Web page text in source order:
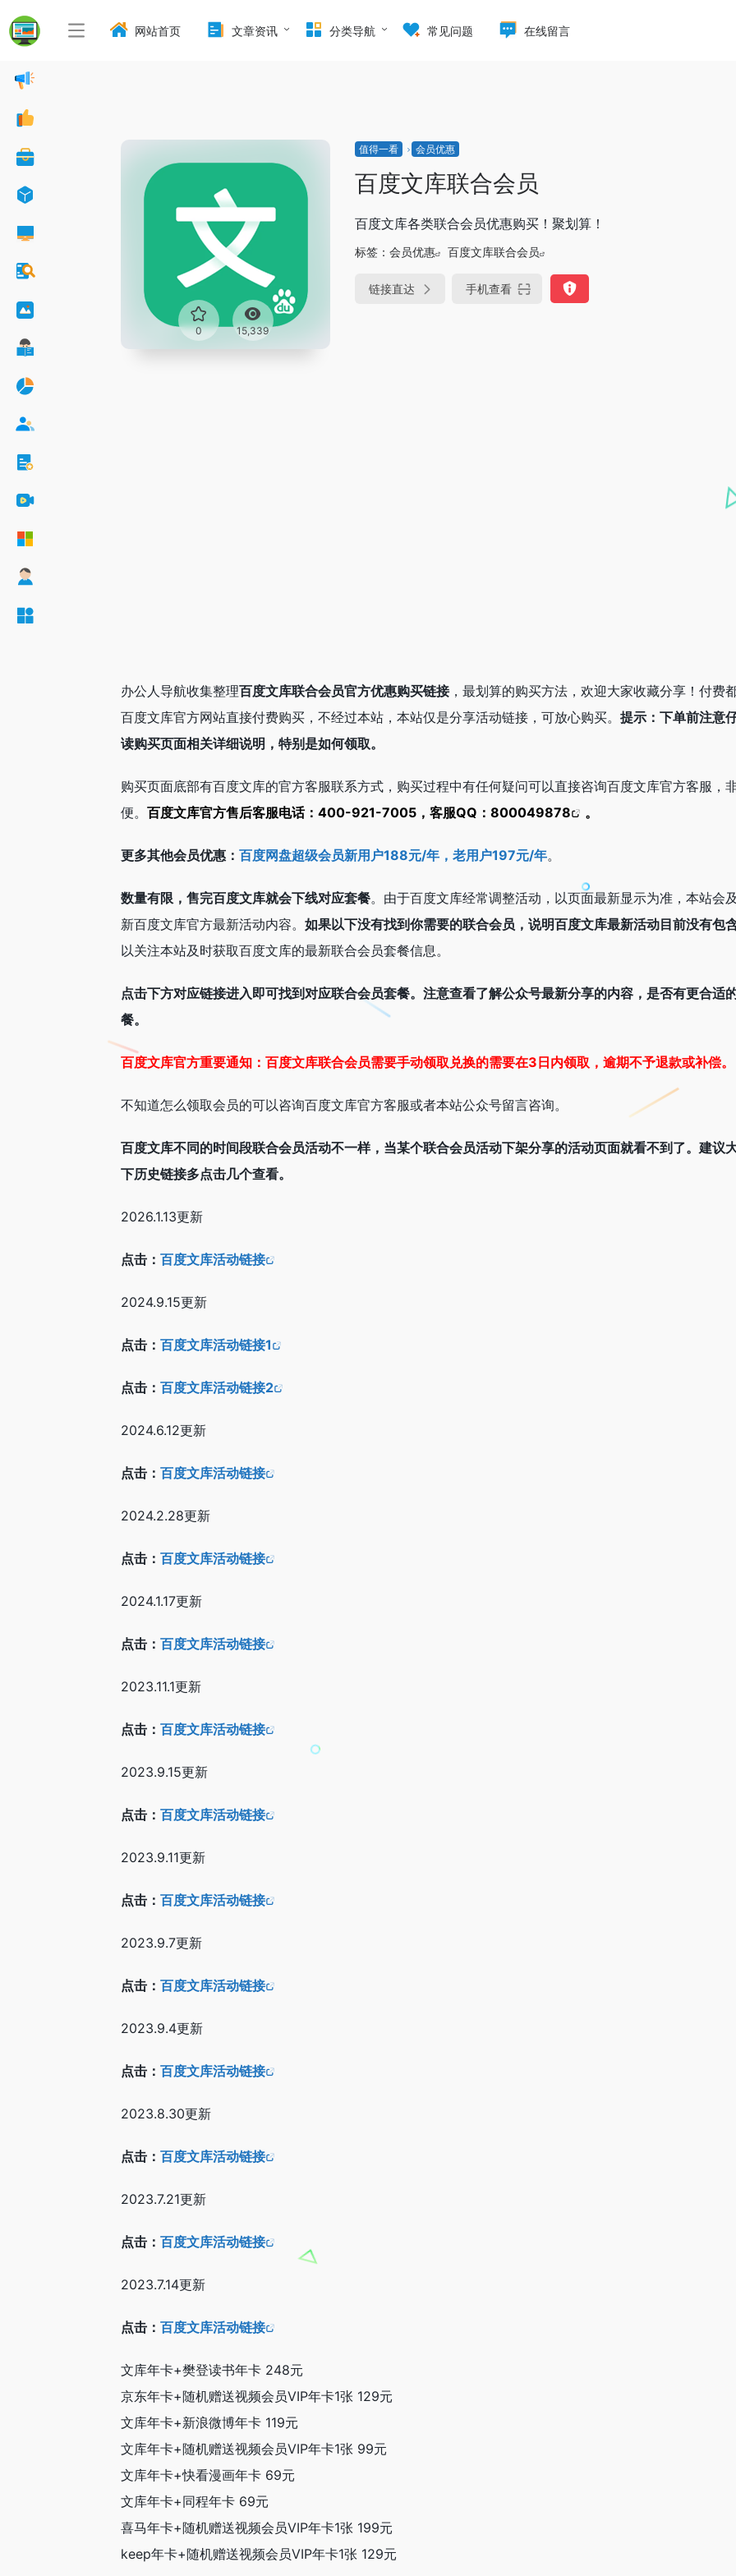
网站首页 文章资讯 分类导航 常见问题 在线留言
0 15,339
值得一看 会员优惠
百度文库联合会员
百度文库各类联合会员优惠购买！聚划算！
标签： 会员优惠 百度文库联合会员
链接直达 手机查看
办公人导航收集整理百度文库联合会员官方优惠购买链接，最划算的购买方法，欢迎大家收藏分享！付费
百度文库官方网站直接付费购买，不经过本站，本站仅是分享活动链接，可放心购买。 提示：下单前注意
读购买页面相关详细说明，特别是如何领取。
购买页面底部有百度文库的官方客服联系方式，购买过程中有任何疑问可以直接咨询百度文库官方客服，
便。 百度文库官方售后客服电话：400-921-7005，客服QQ： 800049878 。
更多其他会员优惠： 百度网盘超级会员新用户188元/年，老用户197元/年。
数量有限，售完百度文库就会下线对应套餐。由于百度文库经常调整活动，以页面最新显示为准，本站会
新百度文库官方最新活动内容。 如果以下没有找到你需要的联合会员，说明百度文库最新活动目前没有包
以关注本站及时获取百度文库的最新联合会员套餐信息。
点击下方对应链接进入即可找到对应联合会员套餐。 注意查看了解公众号最新分享的内容，是否有更合适
餐。
百度文库官方重要通知：百度文库联合会员需要手动领取兑换的需要在3日内领取，逾期不予退款或补偿。
不知道怎么领取会员的可以咨询百度文库官方客服或者本站公众号留言咨询。
百度文库不同的时间段联合会员活动不一样，当某个联合会员活动下架分享的活动页面就看不到了。建议
下历史链接多点击几个查看。
2026.1.13更新
点击： 百度文库活动链接
2024.9.15更新
点击： 百度文库活动链接1
点击： 百度文库活动链接2
2024.6.12更新
点击： 百度文库活动链接
2024.2.28更新
点击： 百度文库活动链接
2024.1.17更新
点击： 百度文库活动链接
2023.11.1更新
点击： 百度文库活动链接
2023.9.15更新
点击： 百度文库活动链接
2023.9.11更新
点击： 百度文库活动链接
2023.9.7更新
点击： 百度文库活动链接
2023.9.4更新
点击： 百度文库活动链接
2023.8.30更新
点击： 百度文库活动链接
2023.7.21更新
点击： 百度文库活动链接
2023.7.14更新
点击： 百度文库活动链接
文库年卡+樊登读书年卡 248元
京东年卡+随机赠送视频会员VIP年卡1张 129元
文库年卡+新浪微博年卡 119元
文库年卡+随机赠送视频会员VIP年卡1张 99元
文库年卡+快看漫画年卡 69元
文库年卡+同程年卡 69元
喜马年卡+随机赠送视频会员VIP年卡1张 199元
keep年卡+随机赠送视频会员VIP年卡1张 129元